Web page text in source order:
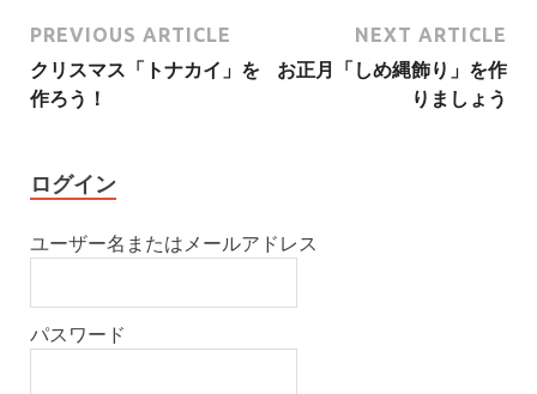
PREVIOUS ARTICLE
クリスマス「トナカイ」を
作ろう！
NEXT ARTICLE
お正月「しめ縄飾り」を作
りましょう
ログイン
ユーザー名またはメールアドレス
パスワード